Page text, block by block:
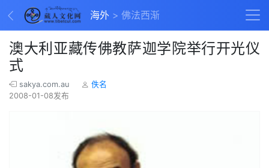
海外 佛法西渐
澳大利亚藏传佛教萨迦学院举行开光仪
式
sakya.com.au
佚名
2008-01-08发布